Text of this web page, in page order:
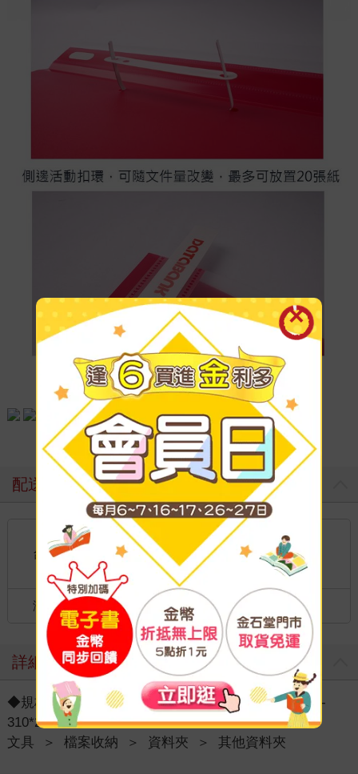
配送方式
台灣
國內宅配：本島、離島
到店取貨：
不限金額免運費
海外 港澳店取：
詳細資料
◆規格說明 : ☆品名:商業夾 ☆品號:F-14A ☆尺寸:A4-
310*240*0.18/0.3mm
文具
＞ 檔案收納 ＞ 資料夾 ＞ 其他資料夾